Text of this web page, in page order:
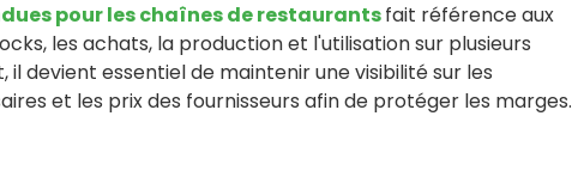
pour les chaînes de restaurantsfait référence aux
les achats, la production et l'utilisation sur plusieurs
devient essentiel de maintenir une visibilité sur les
et les prix des fournisseurs afin de protéger les marges.